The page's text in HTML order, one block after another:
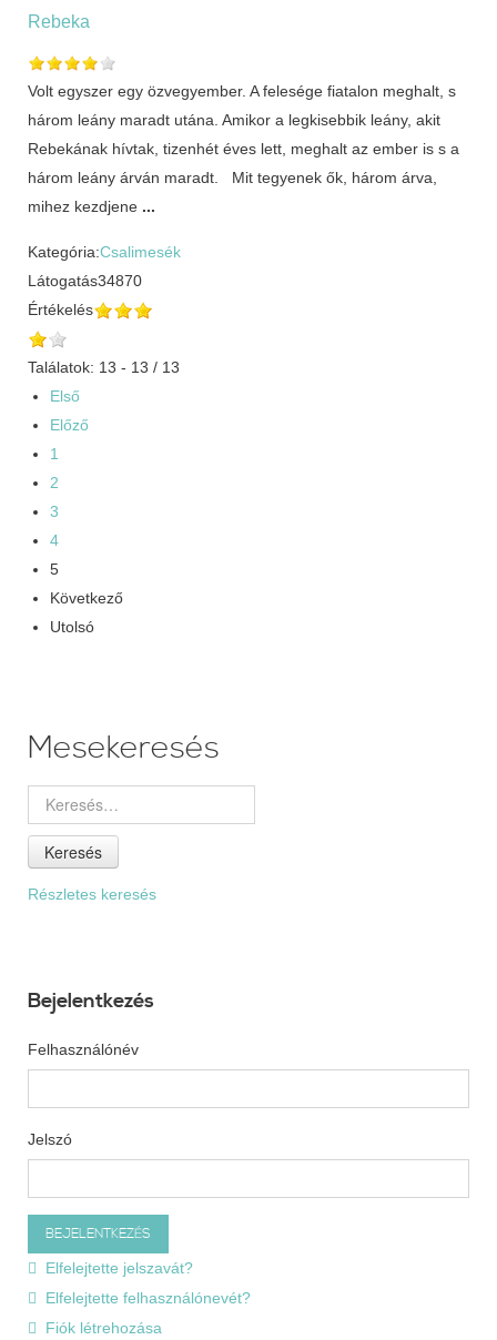
Rebeka
Volt egyszer egy özvegyember. A felesége fiatalon meghalt, s
három leány maradt utána. Amikor a legkisebbik leány, akit
Rebekának hívtak, tizenhét éves lett, meghalt az ember is s a
három leány árván maradt. Mit tegyenek ők, három árva,
mihez kezdjene ...
Kategória:Csalimesék
Látogatás34870
Értékelés
Találatok: 13 - 13 / 13
Első
Előző
1
2
3
4
5
Következő
Utolsó
Mesekeresés
Keresés
Részletes keresés
Bejelentkezés
Felhasználónév
Jelszó
Elfelejtette jelszavát?
Elfelejtette felhasználónevét?
Fiók létrehozása